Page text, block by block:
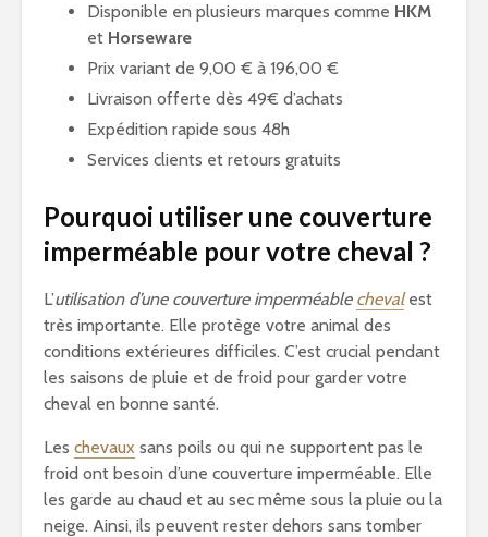
Disponible en plusieurs marques comme HKM
et Horseware
Prix variant de 9,00 € à 196,00 €
Livraison offerte dès 49€ d’achats
Expédition rapide sous 48h
Services clients et retours gratuits
Pourquoi utiliser une couverture
imperméable pour votre cheval ?
L’utilisation d’une couverture imperméable chevalest
très importante. Elle protège votre animal des
conditions extérieures difficiles. C’est crucial pendant
les saisons de pluie et de froid pour garder votre
cheval en bonne santé.
Les chevaux sans poils ou qui ne supportent pas le
froid ont besoin d’une couverture imperméable. Elle
les garde au chaud et au sec même sous la pluie ou la
neige. Ainsi, ils peuvent rester dehors sans tomber